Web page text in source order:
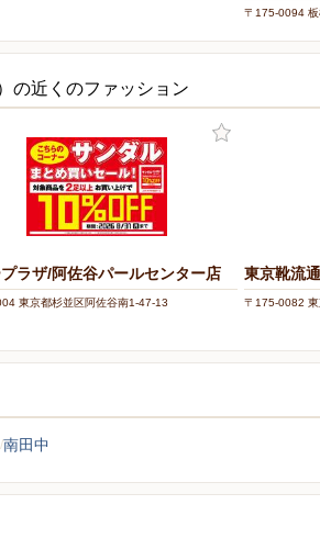
〒175-0094 板
の近くのファッション
ラザ/阿佐谷パールセンター店
東京都杉並区阿佐谷南1-47-13
東京靴流
〒175-0082 東
南田中